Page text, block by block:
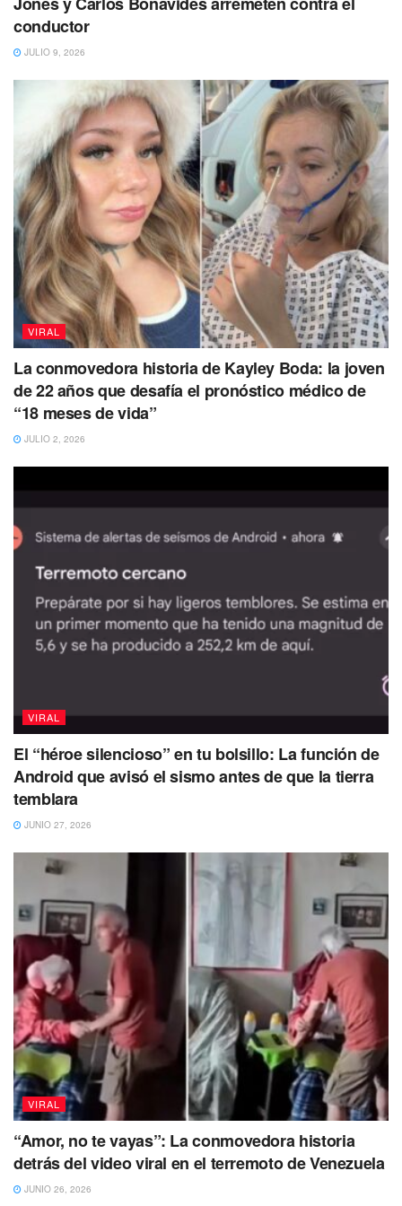
siendo transportada en camioneta,es el reemplazo del
ejemplar de nombre ‘Modesto’, que murió hace casi un
año por posibles causas de un infarto.
Ahora, la jirafa transportada en camionetapronto dará la
bienvenida a los visitantes de Parque Central,pero
como aún no tiene nombre,se ha puesto en marcha un
concurso para que los pequeños bauticen a este bello
animal.
conductor
JULIO 9, 2026
VIRAL
La conmovedora historia de Kayley Boda: la joven
de 22 años que desafía el pronóstico médico de
“18 meses de vida”
JULIO 2, 2026
VIRAL
El “héroe silencioso” en tu bolsillo: La función de
Android que avisó el sismo antes de que la tierra
temblara
JUNIO 27, 2026
VIRAL
“Amor, no te vayas”: La conmovedora historia
detrás del video viral en el terremoto de Venezuela
JUNIO 26, 2026